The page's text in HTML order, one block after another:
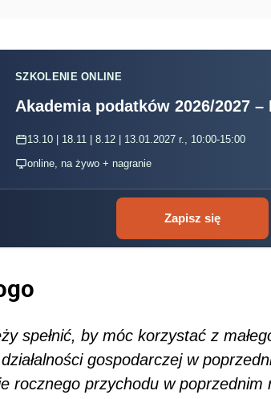
SZKOLENIE ONLINE
Akademia podatków 2026/2027 –
13.10 | 18.11 | 8.12 | 13.01.2027 r., 10:00-15:00
online, na żywo + nagranie
Zapisz się
spełnić, by móc korzystać z
gospodarczej w
rocznego przychodu w poprzednim